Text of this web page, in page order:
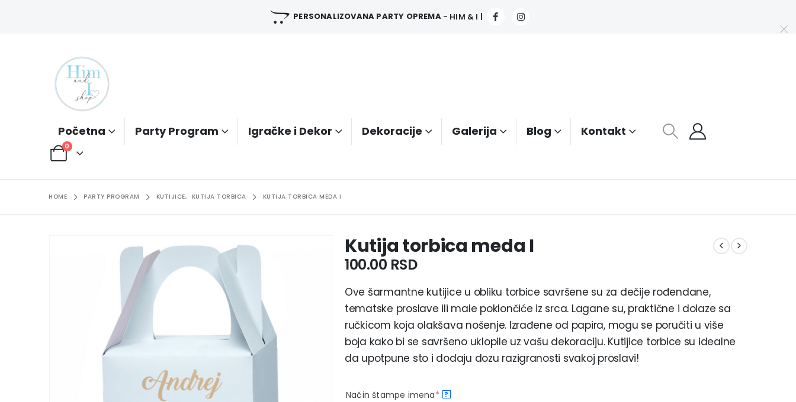
PERSONALIZOVANA PARTY OPREMA - HIM & I |
Početna Party Program Igračke i Dekor Dekoracije Galerija Blog Kontakt
0
HOME PARTY PROGRAM KUTIJICE, KUTIJA TORBICA KUTIJA TORBICA MEDA I
Kutija torbica meda I
100.00 RSD
Ove šarmantne kutijice u obliku torbice savršene su za dečije rođendane,
tematske proslave ili male poklončiće iz srca. Lagane su, praktične i dolaze sa
ručkicom koja olakšava nošenje. Izrađene od papira, mogu se poručiti u više
boja kako bi se savršeno uklopile uz vašu dekoraciju. Kutijice torbice su idealne
da upotpune sto i dodaju dozu razigranosti svakoj proslavi!
Način štampe imena* ?